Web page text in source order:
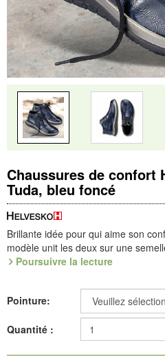
Chaussures de confort
Tuda, bleu foncé
Brillante idée pour qui aime son
modèle unit les deux sur une
et léger) qui accroche au sol.
vivre et chic, doublé loden.
Antidérapante en toutes
un appui sûr à chaque foulée. Son
entièrement marqué de saillies qui
Poursuivre la lecture
Pointure:
Quantité :